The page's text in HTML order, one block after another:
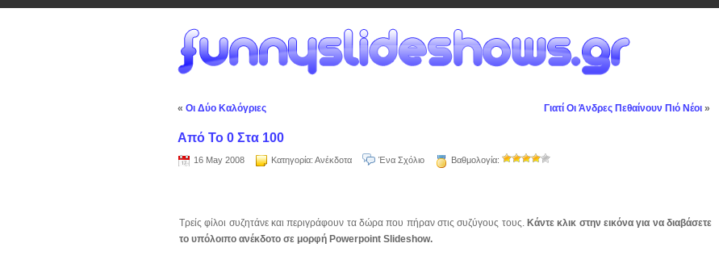
« Οι Δύο Καλόγριες Γιατί Οι Άνδρες Πεθαίνουν Πιό Νέοι »
Από Το 0 Στα 100
16 May 2008 Κατηγορία: Ανέκδοτα Ένα Σχόλιο Βαθμολογία:
Τρείς φίλοι συζητάνε και περιγράφουν τα δώρα που πήραν στις συζύγους τους. Κάντε κλικ στην εικόνα για να διαβάσετε
το υπόλοιπο ανέκδοτο σε μορφή Powerpoint Slideshow.